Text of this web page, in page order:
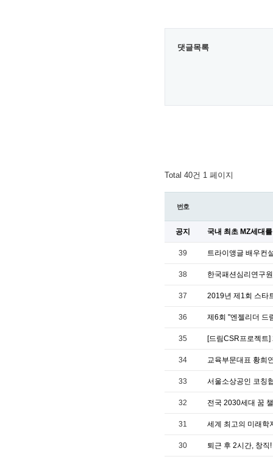
댓글목록
Total 40건 1 페이지
번호
공지 국내 최초 MZ세대
39 트라이앵글 배우컨
38 한국패션심리연구
37 2019년 제1회 스타
36 제6회 "엔젤리더 드
35 [드림CSR프로젝트
34 교육부문대표 황희
33 서울소상공인 코칭
32 전국 2030세대 꿈
31 세계 최고의 미래학
30 퇴근 후 2시간, 창직!